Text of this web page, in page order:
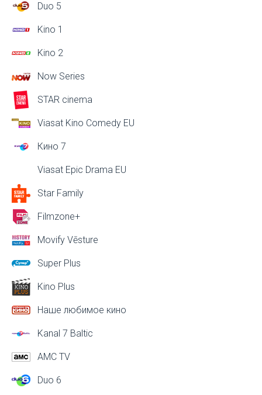
Duo 5
Kino 1
Kino 2
Now Series
STAR cinema
Viasat Kino Comedy EU
Кино 7
Viasat Epic Drama EU
Star Family
Filmzone+
Movify Vēsture
Super Plus
Kino Plus
Наше любимое кино
Kanal 7 Baltic
AMC TV
Duo 6